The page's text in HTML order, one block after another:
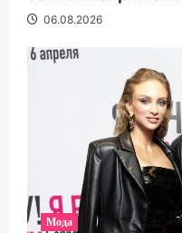
06.08.2026
Мода